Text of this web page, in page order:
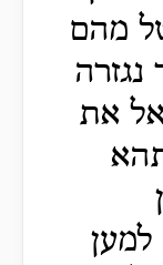
מהם
את
למען